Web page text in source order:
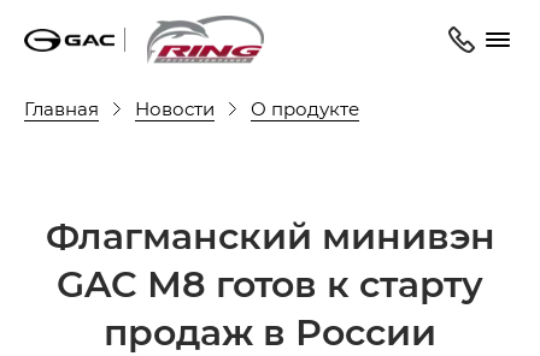
Главная Новости О продукте
Флагманский минивэн
GAC М8 готов к старту
продаж в России